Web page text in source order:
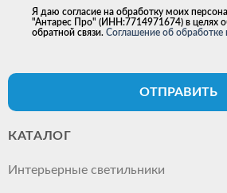
Я даю согласие на обработку моих
"Антарес Про" (ИНН:7714971674) в целях
обратной связи. Соглашение об
ОТПРАВИТЬ
КАТАЛОГ
Интерьерные светильники